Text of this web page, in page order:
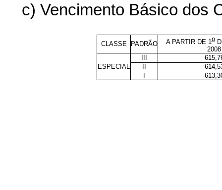
c) Vencimento Básico dos
CLASSE PADRÃO A PARTIR DE 1o
2008
III
ESPECIAL
II
I